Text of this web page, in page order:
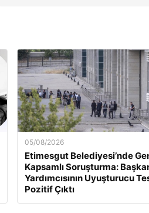
05/08/2026
Etimesgut Belediyesi’nde
Kapsamlı Soruşturma:
Yardımcısının Uyuşturucu
Pozitif Çıktı